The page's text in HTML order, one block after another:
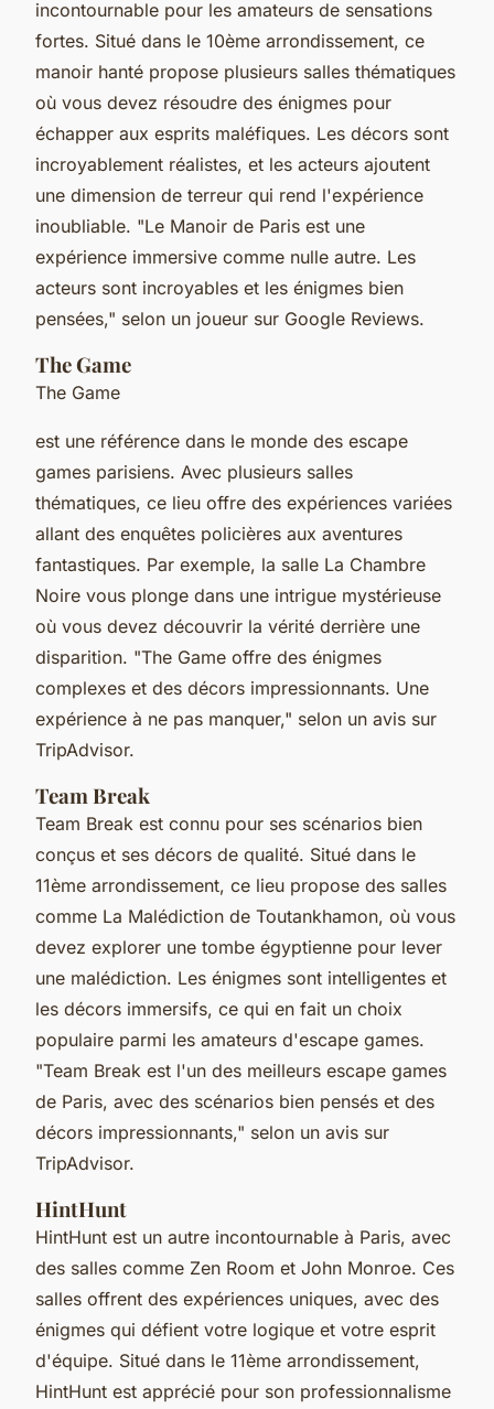
incontournable pour les amateurs de sensations
fortes. Situé dans le 10ème arrondissement, ce
manoir hanté propose plusieurs salles thématiques
où vous devez résoudre des énigmes pour
échapper aux esprits maléfiques. Les décors sont
incroyablement réalistes, et les acteurs ajoutent
une dimension de terreur qui rend l'expérience
inoubliable. "Le Manoir de Paris est une
expérience immersive comme nulle autre. Les
acteurs sont incroyables et les énigmes bien
pensées," selon un joueur sur Google Reviews.
The Game
The Game
est une référence dans le monde des escape
games parisiens. Avec plusieurs salles
thématiques, ce lieu offre des expériences variées
allant des enquêtes policières aux aventures
fantastiques. Par exemple, la salle La Chambre
Noire vous plonge dans une intrigue mystérieuse
où vous devez découvrir la vérité derrière une
disparition. "The Game offre des énigmes
complexes et des décors impressionnants. Une
expérience à ne pas manquer," selon un avis sur
TripAdvisor.
Team Break
Team Break est connu pour ses scénarios bien
conçus et ses décors de qualité. Situé dans le
11ème arrondissement, ce lieu propose des salles
comme La Malédiction de Toutankhamon, où vous
devez explorer une tombe égyptienne pour lever
une malédiction. Les énigmes sont intelligentes et
les décors immersifs, ce qui en fait un choix
populaire parmi les amateurs d'escape games.
"Team Break est l'un des meilleurs escape games
de Paris, avec des scénarios bien pensés et des
décors impressionnants," selon un avis sur
TripAdvisor.
HintHunt
HintHunt est un autre incontournable à Paris, avec
des salles comme Zen Room et John Monroe. Ces
salles offrent des expériences uniques, avec des
énigmes qui défient votre logique et votre esprit
d'équipe. Situé dans le 11ème arrondissement,
HintHunt est apprécié pour son professionnalisme